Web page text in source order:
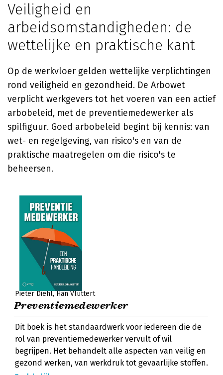
Veiligheid en
arbeidsomstandigheden: de
wettelijke en praktische kant
Op de werkvloer gelden wettelijke verplichtingen
rond veiligheid en gezondheid. De Arbowet
verplicht werkgevers tot het voeren van een actief
arbobeleid, met de preventiemedewerker als
spilfiguur. Goed arbobeleid begint bij kennis: van
wet- en regelgeving, van risico's en van de
praktische maatregelen om die risico's te
beheersen.
Pieter Diehl Han Vluttert
Preventiemedewerker
Dit boek is het standaardwerk voor iedereen die de
rol van preventiemedewerker vervult of wil
begrijpen. Het behandelt alle aspecten van veilig en
gezond werken, van werkdruk tot gevaarlijke stoffen.